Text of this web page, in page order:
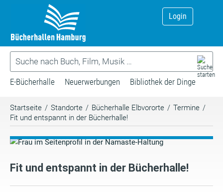
Login
E-Bücherhalle Neuerwerbungen Bibliothek der Dinge
Startseite / Standorte / Bücherhalle Elbvororte / Termine /
Fit und entspannt in der Bücherhalle!
Fit und entspannt in der Bücherhalle!